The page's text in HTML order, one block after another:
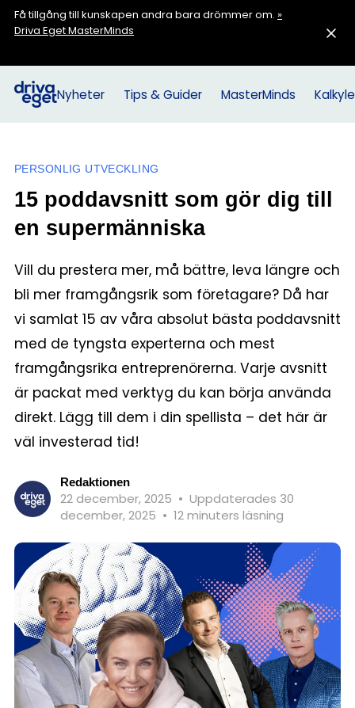
Få tillgång till kunskapen andra bara drömmer om. »
Driva Eget MasterMinds
Nyheter Tips & Guider MasterMinds
PERSONLIG UTVECKLING
15 poddavsnitt som gör dig till
en supermänniska
Vill du prestera mer, må bättre, leva längre och
bli mer framgångsrik som företagare? Då har
vi samlat 15 av våra absolut bästa poddavsnitt
med de tyngsta experterna och mest
framgångsrika entreprenörerna. Varje avsnitt
är packat med verktyg du kan börja använda
direkt. Lägg till dem i din spellista – det här är
väl investerad tid!
Redaktionen
22 december, 2025 • Uppdaterades 30
december, 2025 • 12 minuters läsning